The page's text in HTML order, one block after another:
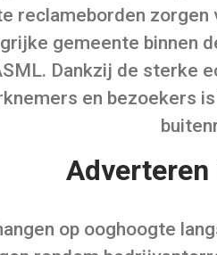
reclameborden
gemeente binnen
Dankzij de sterke
en bezoekers
Adverteren
op ooghoogte